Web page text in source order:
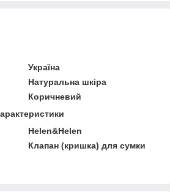
Україна
Натуральна шкіра
Коричневий
Helen&Helen
Клапан (кришка) для сумки